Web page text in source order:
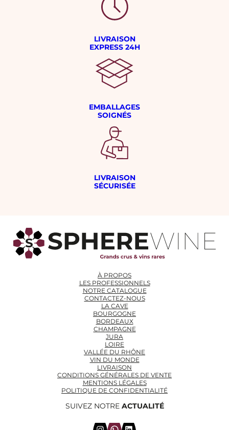
LIVRAISON
EXPRESS 24H
EMBALLAGES
SOIGNÉS
LIVRAISON
SÉCURISÉE
À PROPOS
LES PROFESSIONNELS
NOTRE CATALOGUE
CONTACTEZ-NOUS
LA CAVE
BOURGOGNE
BORDEAUX
CHAMPAGNE
JURA
LOIRE
VALLÉE DU RHÔNE
VIN DU MONDE
LIVRAISON
CONDITIONS GÉNÉRALES DE VENTE
MENTIONS LÉGALES
POLITIQUE DE CONFIDENTIALITÉ
SUIVEZ NOTRE ACTUALITÉ